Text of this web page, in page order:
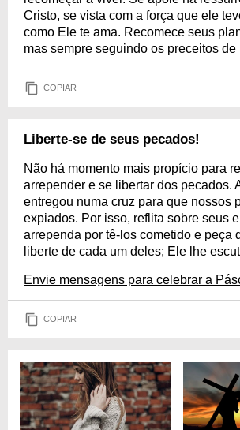
Cristo, se vista com a força que ele
como Ele te ama. Recomece seus
mas sempre seguindo os preceitos de
COPIAR
Liberte-se de seus pecados!
Não há momento mais propício para
arrepender e se libertar dos pecados.
entregou numa cruz para que nossos
expiados. Por isso, reflita sobre seus
arrependa por tê-los cometido e peça
liberte de cada um deles; Ele lhe
Envie mensagens para celebrar a
COPIAR